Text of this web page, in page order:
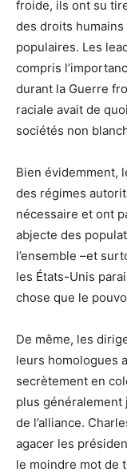
froide, ils ont su
des droits humains
populaires. Les
compris
durant la Guerre
raciale avait de
sociétés non
Bien évidemment,
des régimes
nécessaire et ont
abjecte des
l’ensemble –et
les États-Unis
chose que le
De même, les
leurs homologues
secrètement en
plus
de l’alliance.
agacer les
le moindre mot de